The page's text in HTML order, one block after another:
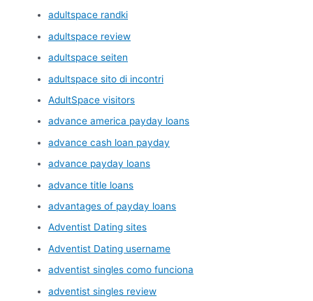
adultspace randki
adultspace review
adultspace seiten
adultspace sito di incontri
AdultSpace visitors
advance america payday loans
advance cash loan payday
advance payday loans
advance title loans
advantages of payday loans
Adventist Dating sites
Adventist Dating username
adventist singles como funciona
adventist singles review